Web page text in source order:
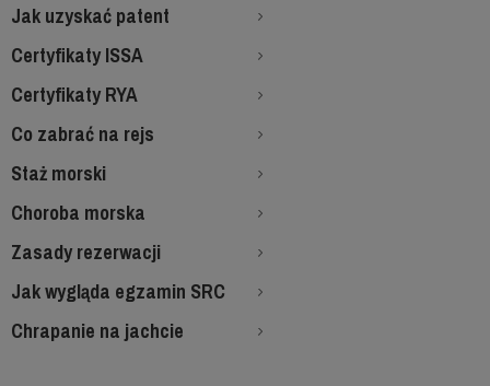
Jak uzyskać patent
Certyfikaty ISSA
Certyfikaty RYA
Co zabrać na rejs
Staż morski
Choroba morska
Zasady rezerwacji
Jak wygląda egzamin SRC
Chrapanie na jachcie